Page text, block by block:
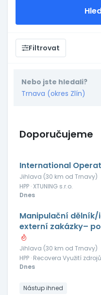
Filtrovat
Nebo jste hledali?
Trnava (okres Zlín)
Doporučujeme
International
Jihlava (30 km od Trnavy)
HPP · XTUNING s.r.o.
Dnes
Manipulační
externí zakázky–
Jihlava (30 km od Trnavy)
HPP · Recovera Využití
Dnes
Nástup ihned